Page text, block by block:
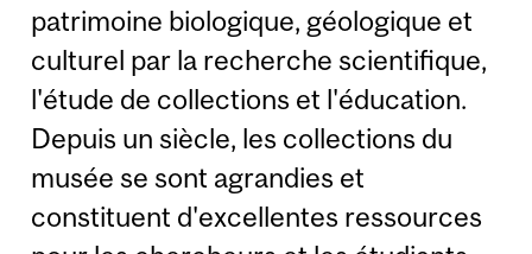
patrimoine biologique, géologique et
culturel par la recherche scientifique,
l'étude de collections et l'éducation.
Depuis un siècle, les collections du
musée se sont agrandies et
constituent d'excellentes ressources